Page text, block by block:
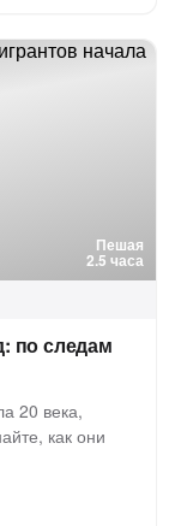
Пешая
2.5 часа
по следам
20 века,
как они